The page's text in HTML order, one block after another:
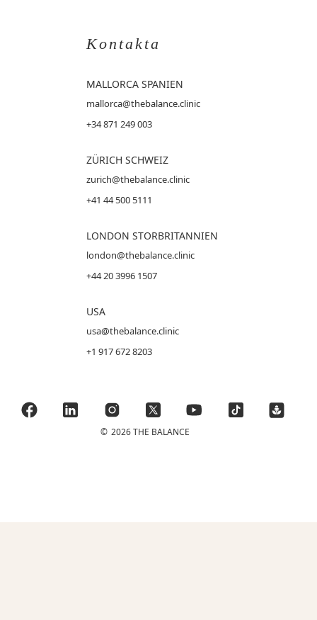
Kontakta
MALLORCA SPANIEN
mallorca@thebalance.clinic
+34 871 249 003
ZÜRICH SCHWEIZ
zurich@thebalance.clinic
+41 44 500 5111
LONDON STORBRITANNIEN
london@thebalance.clinic
+44 20 3996 1507
USA
usa@thebalance.clinic
+1 917 672 8203
© 2026 THE BALANCE